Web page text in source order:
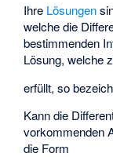
Ihre Lösungen
welche die
bestimmenden
Lösung, welche
erfüllt, so
Kann die
vorkommenden
die Form